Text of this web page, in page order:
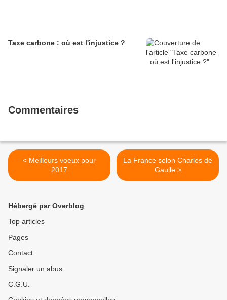
Taxe carbone : où est l'injustice ?
Commentaires
< Meilleurs voeux pour
2017
La France selon Charles de
Gaulle >
Hébergé par Overblog
Top articles
Pages
Contact
Signaler un abus
C.G.U.